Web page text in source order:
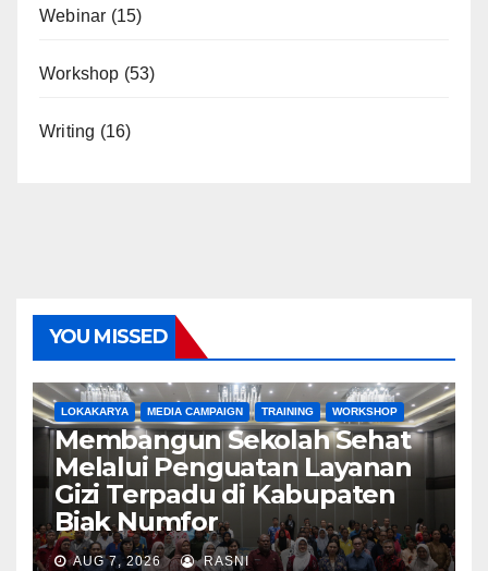
Webinar (15)
Workshop (53)
Writing (16)
YOU MISSED
LOKAKARYA MEDIA CAMPAIGN TRAINING WORKSHOP
Membangun Sekolah Sehat
Melalui Penguatan Layanan
Gizi Terpadu di Kabupaten
Biak Numfor
AUG 7, 2026 RASNI